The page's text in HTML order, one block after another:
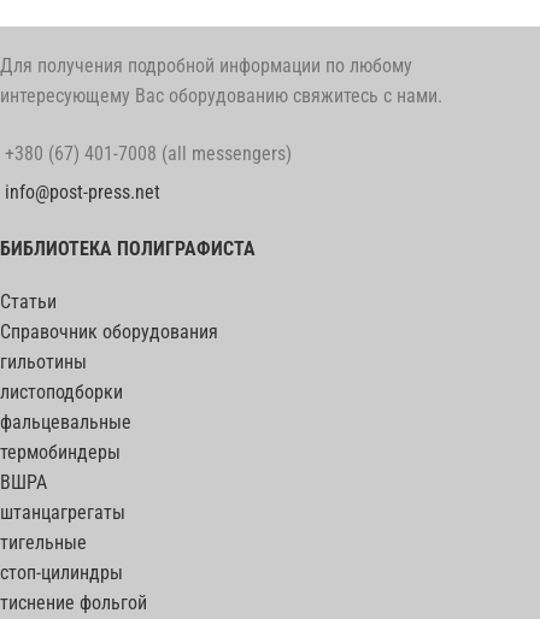
Для получения подробной информации по любому
интересующему Вас оборудованию свяжитесь с нами.
+380 (67) 401-7008 (all messengers)
info@post-press.net
БИБЛИОТЕКА ПОЛИГРАФИСТА
Статьи
Справочник оборудования
гильотины
листоподборки
фальцевальные
термобиндеры
ВШРА
штанцагрегаты
тигельные
стоп-цилиндры
тиснение фольгой